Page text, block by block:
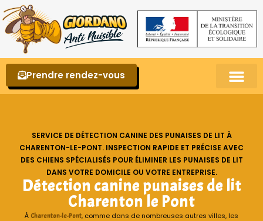
Prendre rendez-vous
SERVICE DE DÉTECTION CANINE DES PUNAISES DE LIT À
CHARENTON-LE-PONT. INSPECTION RAPIDE ET PRÉCISE AVEC
DES CHIENS SPÉCIALISÉS POUR ÉLIMINER LES PUNAISES DE LIT
DANS VOTRE DOMICILE OU VOTRE ENTREPRISE.
Détection canine punaises de lit
Charenton le Pont
À Charenton-le-Pont, comme dans de nombreuses autres villes, les